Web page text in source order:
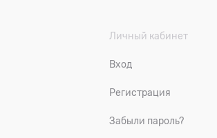
Личный кабинет
Вход
Регистрация
Забыли пароль?